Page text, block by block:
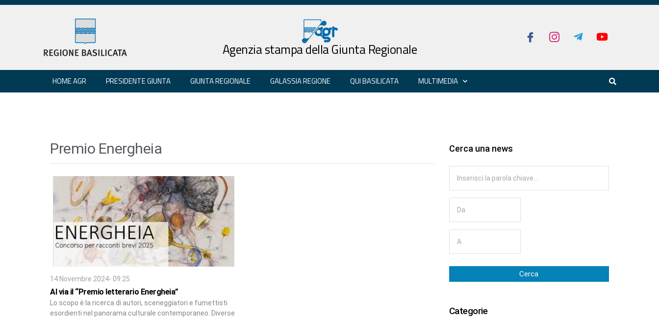
Agenzia stampa della Giunta Regionale
HOME AGR PRESIDENTE GIUNTA GIUNTA REGIONALE GALASSIA REGIONE QUI BASILICATA MULTIMEDIA
Premio Energheia
14 Novembre 2024- 09:25
Al via il “Premio letterario Energheia”
Lo scopo è la ricerca di autori, sceneggiatori e fumettisti
esordienti nel panorama culturale contemporaneo. Diverse
Cerca una news
Cerca
Categorie